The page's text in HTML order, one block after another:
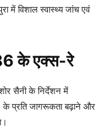
में विशाल स्वास्थ्य जांच एवं
के एक्स-रे
सैनीके निर्देशन में
के प्रति जागरूकता बढ़ाने और